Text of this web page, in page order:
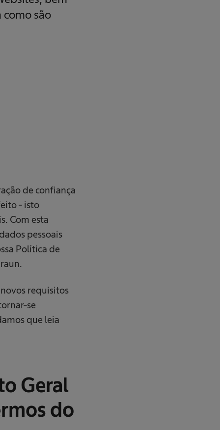
são
de confiança
- isto
Com esta
pessoais
Política de
requisitos
se
que leia
Geral
do